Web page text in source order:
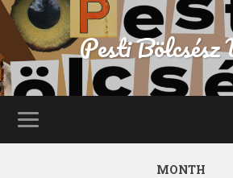
Pesti Bölcsész
MONTH